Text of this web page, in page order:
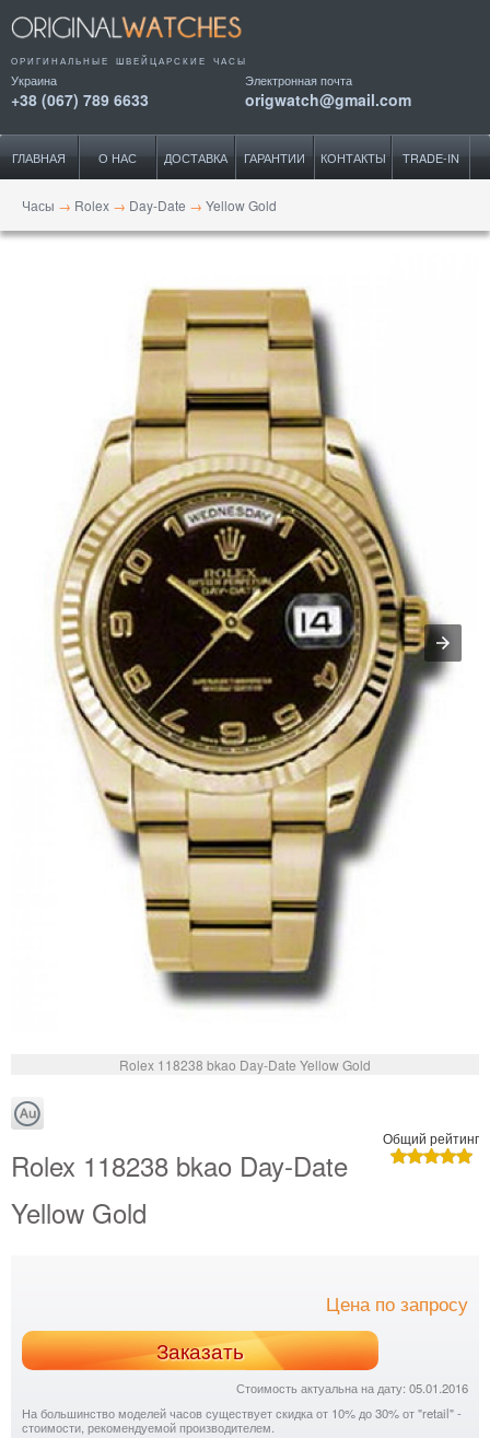
ОРИГИНАЛЬНЫЕ ШВЕЙЦАРСКИЕ ЧАСЫ
Украина
+38 (067) 789 6633
Электронная почта
origwatch@gmail.com
ГЛАВНАЯ О НАС ДОСТАВКА ГАРАНТИИ КОНТАКТЫ TRADE-IN
Часы → Rolex → Day-Date → Yellow Gold
Rolex 118238 bkao Day-Date Yellow Gold
Общий рейтинг
Rolex 118238 bkao Day-Date
Yellow Gold
Цена по запросу
Заказать
Стоимость актуальна на дату: 05.01.2016
На большинство моделей часов существует скидка от 10% до 30% от "retail" -
стоимости, рекомендуемой производителем.